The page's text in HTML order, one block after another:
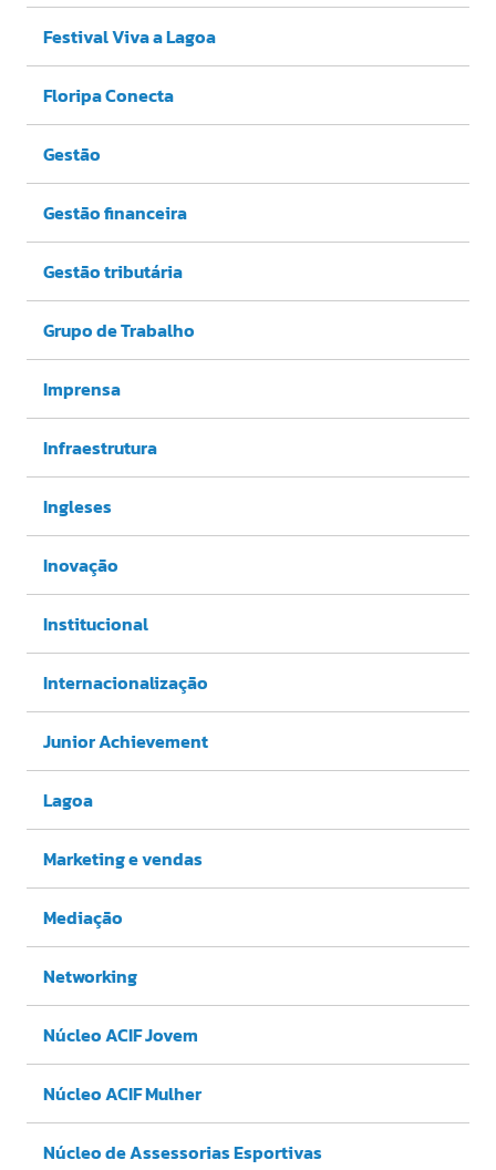
Festival Viva a Lagoa
Floripa Conecta
Gestão
Gestão financeira
Gestão tributária
Grupo de Trabalho
Imprensa
Infraestrutura
Ingleses
Inovação
Institucional
Internacionalização
Junior Achievement
Lagoa
Marketing e vendas
Mediação
Networking
Núcleo ACIF Jovem
Núcleo ACIF Mulher
Núcleo de Assessorias Esportivas